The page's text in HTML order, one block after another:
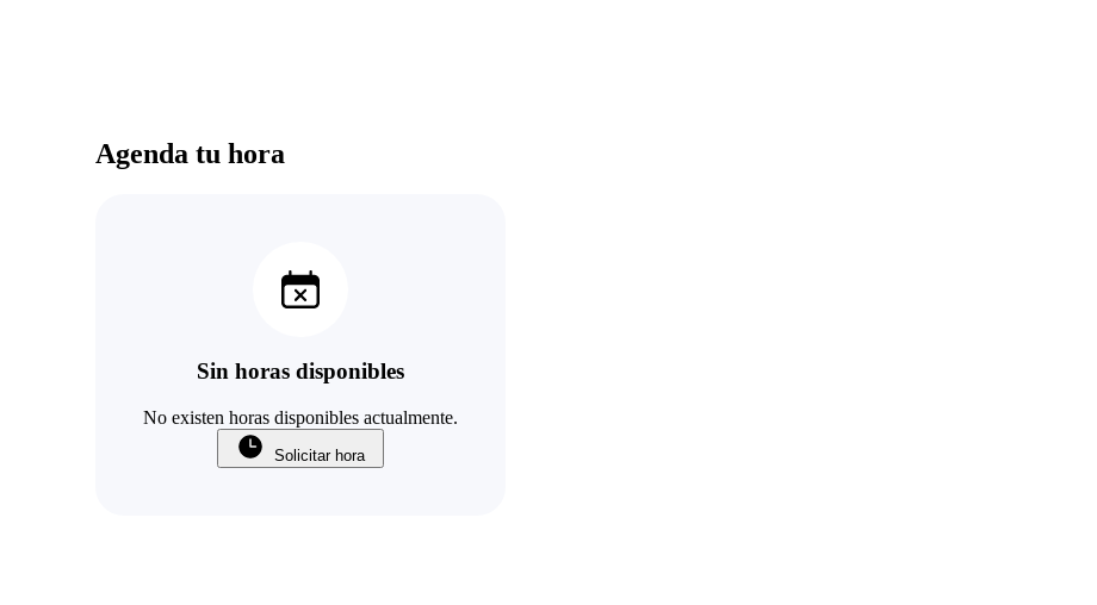
Agenda tu hora
Sin horas disponibles
No existen horas disponibles actualmente.
Solicitar hora